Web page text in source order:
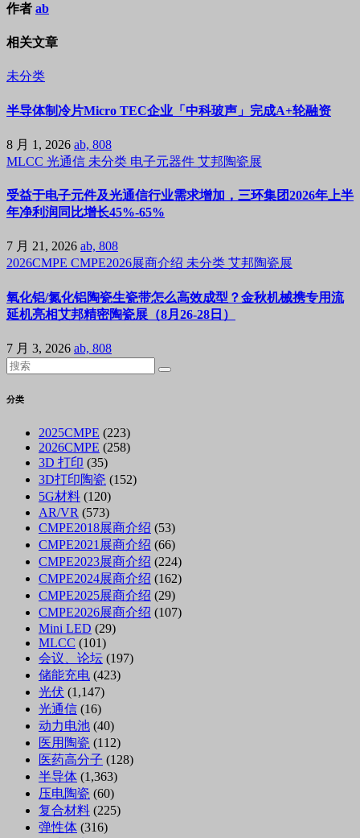
作者 ab
相关文章
未分类
半导体制冷片Micro TEC企业「中科玻声」完成A+轮融资
8 月 1, 2026 ab, 808
MLCC 光通信 未分类 电子元器件 艾邦陶瓷展
受益于电子元件及光通信行业需求增加，三环集团2026年上半
年净利润同比增长45%-65%
7 月 21, 2026 ab, 808
2026CMPE CMPE2026展商介绍 未分类 艾邦陶瓷展
氧化铝/氮化铝陶瓷生瓷带怎么高效成型？金秋机械携专用流
延机亮相艾邦精密陶瓷展（8月26-28日）
7 月 3, 2026 ab, 808
分类
2025CMPE (223)
2026CMPE (258)
3D 打印 (35)
3D打印陶瓷 (152)
5G材料 (120)
AR/VR (573)
CMPE2018展商介绍 (53)
CMPE2021展商介绍 (66)
CMPE2023展商介绍 (224)
CMPE2024展商介绍 (162)
CMPE2025展商介绍 (29)
CMPE2026展商介绍 (107)
Mini LED (29)
MLCC (101)
会议、论坛 (197)
储能充电 (423)
光伏 (1,147)
光通信 (16)
动力电池 (40)
医用陶瓷 (112)
医药高分子 (128)
半导体 (1,363)
压电陶瓷 (60)
复合材料 (225)
弹性体 (316)